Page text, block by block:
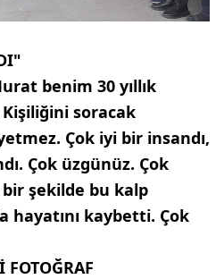
benim 30 yıllık
soracak
Çok iyi bir insandı,
Çok üzgünüz. Çok
şekilde bu kalp
hayatını kaybetti. Çok